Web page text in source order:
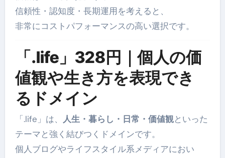
信頼性・認知度・長期運用を考えると、
非常にコストパフォーマンスの高い選択です。
「.life」328円｜個人の価
値観や生き方を表現でき
るドメイン
「.life」は、 人生・暮らし・日常・価値観といった
テーマと強く結びつくドメインです。
個人ブログやライフスタイル系メディアにおい